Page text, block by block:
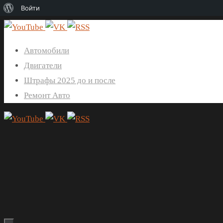
Перейти
содержимому
WordPress
Войти
Автомобили
Двигатели
Штрафы 2025 до и после
Ремонт Авто